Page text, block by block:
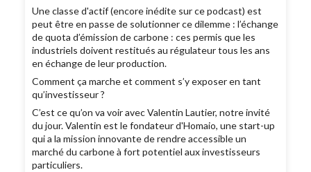
Une classe d'actif (encore inédite sur ce podcast) est
peut être en passe de solutionner ce dilemme : l’échange
de quota d’émission de carbone : ces permis que les
industriels doivent restitués au régulateur tous les ans
en échange de leur production.
Comment ça marche et comment s’y exposer en tant
qu’investisseur ?
C’est ce qu’on va voir avec Valentin Lautier, notre invité
du jour. Valentin est le fondateur d'Homaio, une start-up
qui a la mission innovante de rendre accessible un
marché du carbone à fort potentiel aux investisseurs
particuliers.